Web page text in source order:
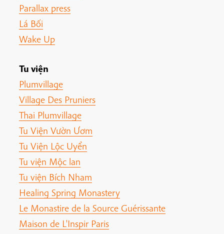
Parallax press
Lá Bối
Wake Up
Tu viện
Plumvillage
Village Des Pruniers
Thai Plumvillage
Tu Viện Vườn Ươm
Tu Viện Lộc Uyển
Tu viện Mộc lan
Tu viện Bích Nham
Healing Spring Monastery
Le Monastire de la Source Guérissante
Maison de L'Inspir Paris